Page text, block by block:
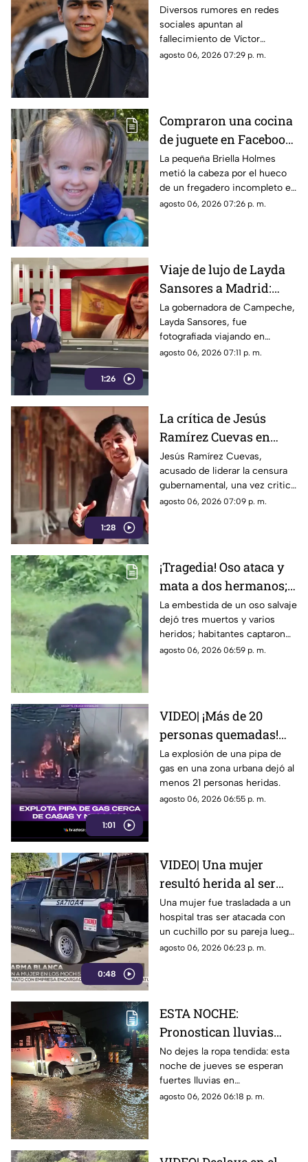
del streamer
sinaloense
Diversos rumores en redes
sociales apuntan al
fallecimiento de Víctor
Ordoñez, conocido como
agosto 06, 2026 07:29 p. m.
Compraron una cocina
de juguete en Facebook
y terminó en tragedia:
Muere niña de 3 años
atrapada en el mueble
La pequeña Briella Holmes
metió la cabeza por el hueco
de un fregadero incompleto en
un mueble de segunda mano;
agosto 06, 2026 07:26 p. m.
1:26
Viaje de lujo de Layda
Sansores a Madrid:
captada junto a su
hermana del DIF
estatal
La gobernadora de Campeche,
Layda Sansores, fue
fotografiada viajando en
primera clase a Madrid,
agosto 06, 2026 07:11 p. m.
1:28
La crítica de Jesús
Ramírez Cuevas en
2013 se vuelve
relevante en la censura
actual
Jesús Ramírez Cuevas,
acusado de liderar la censura
gubernamental, una vez criticó
abiertamente en 2013 la
agosto 06, 2026 07:09 p. m.
¡Tragedia! Oso ataca y
mata a dos hermanos;
dramático momento
quedó grabado en
VIDEO
La embestida de un oso salvaje
dejó tres muertos y varios
heridos; habitantes captaron
en video los momentos de
agosto 06, 2026 06:59 p. m.
1:01
VIDEO| ¡Más de 20
personas quemadas!
Explota pipa de gas
cerca de casas y
negocios
La explosión de una pipa de
gas en una zona urbana dejó al
menos 21 personas heridas.
agosto 06, 2026 06:55 p. m.
0:48
VIDEO| Una mujer
resultó herida al ser
atacada con cuchillo
tras discusión con su
pareja en Los Mochis
Una mujer fue trasladada a un
hospital tras ser atacada con
un cuchillo por su pareja luego
de una discusión
agosto 06, 2026 06:23 p. m.
ESTA NOCHE:
Pronostican lluvias
FUERTES a INTENSAS
en estos municipios de
Sinaloa
No dejes la ropa tendida: esta
noche de jueves se esperan
fuertes lluvias en
prácticamente todo el estado
agosto 06, 2026 06:18 p. m.